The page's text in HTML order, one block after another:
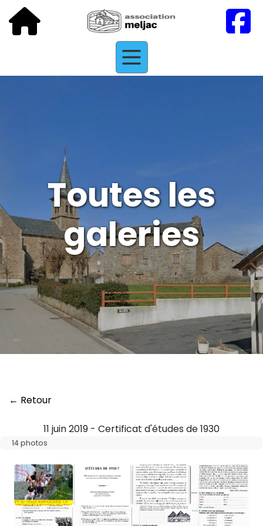
Toutes les
galeries
← Retour
11 juin 2019 - Certificat d'études de 1930
14 photos